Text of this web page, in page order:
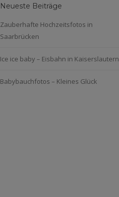
Neueste Beiträge
Zauberhafte Hochzeitsfotos in
Saarbrücken
Ice ice baby – Eisbahn in Kaiserslautern
Babybauchfotos – Kleines Glück